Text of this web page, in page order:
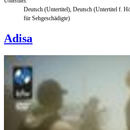
Deutsch (Untertitel), Deutsch (Untertitel f.
für Sehgeschädigte)
Adisa